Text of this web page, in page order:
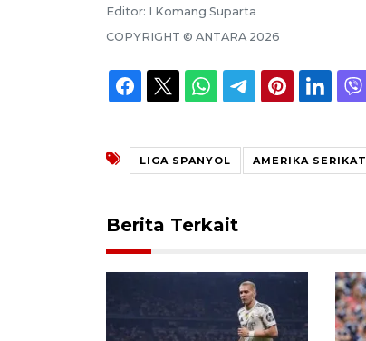
Editor: I Komang Suparta
COPYRIGHT © ANTARA 2026
LIGA SPANYOL AMERIKA SERIKAT
Berita Terkait